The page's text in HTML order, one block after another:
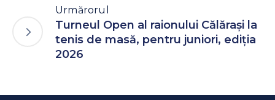
Urmărorul
Turneul Open al raionului Călărași la
tenis de masă, pentru juniori, ediția
2026